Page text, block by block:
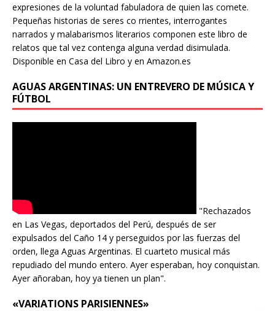
expresiones de la voluntad fabuladora de quien las comete.
Pequeñas historias de seres co rrientes, interrogantes
narrados y malabarismos literarios componen este libro de
relatos que tal vez contenga alguna verdad disimulada.
Disponible en Casa del Libro y en Amazon.es
AGUAS ARGENTINAS: UN ENTREVERO DE MÚSICA Y
FÚTBOL
"Rechazados
en Las Vegas, deportados del Perú, después de ser
expulsados del Caño 14 y perseguidos por las fuerzas del
orden, llega Aguas Argentinas. El cuarteto musical más
repudiado del mundo entero. Ayer esperaban, hoy conquistan.
Ayer añoraban, hoy ya tienen un plan".
«VARIATIONS PARISIENNES»